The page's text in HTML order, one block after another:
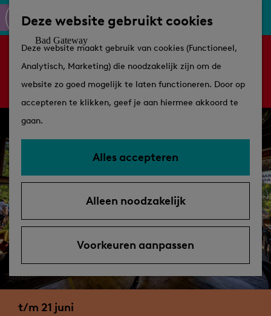
Deze website gebruikt cookies
Deze website maakt gebruik van cookies (Functioneel,
Analytisch, Marketing) die noodzakelijk zijn om de
website zo goed mogelijk te laten functioneren. Door op
accepteren te klikken, geef je aan hiermee akkoord te
gaan.
Alles accepteren
Alleen noodzakelijk
Voorkeuren aanpassen
d
e
h
o
m
e
p
K
a
r
t
Z
e
k
e
n
e
n
u
Routes
Winkelen
Plan je bezoek
Tips
Arrangementen
parkeren
Sorry, deze activiteit is niet meer beschikbaar.
Bekijk het actuele aanbodvoor de beschikbare
opties.
t/m 21 juni